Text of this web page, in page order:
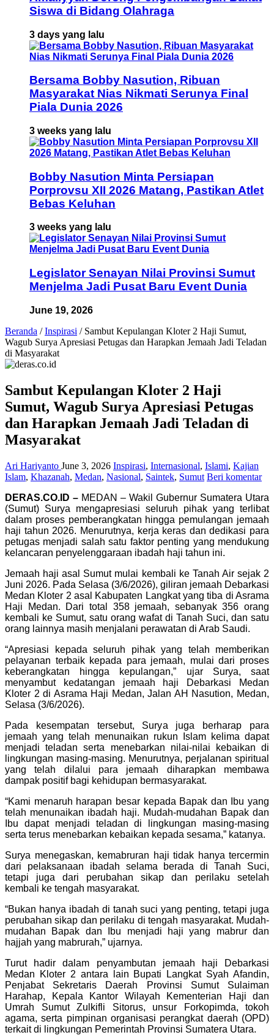
Siswa di Bidang Olahraga
3 days yang lalu
Bersama Bobby Nasution, Ribuan
Masyarakat Nias Nikmati Serunya Final
Piala Dunia 2026
3 weeks yang lalu
Bobby Nasution Minta Persiapan
Porprovsu XII 2026 Matang, Pastikan Atlet
Bebas Keluhan
3 weeks yang lalu
Legislator Senayan Nilai Provinsi Sumut
Menjelma Jadi Pusat Baru Event Dunia
June 19, 2026
Beranda / Inspirasi / Sambut Kepulangan Kloter 2 Haji Sumut,
Wagub Surya Apresiasi Petugas dan Harapkan Jemaah Jadi Teladan
di Masyarakat
Sambut Kepulangan Kloter 2 Haji
Sumut, Wagub Surya Apresiasi Petugas
dan Harapkan Jemaah Jadi Teladan di
Masyarakat
Ari Hariyanto June 3, 2026 Inspirasi, Internasional, Islami, Kajian
Islam, Khazanah, Medan, Nasional, Saintek, Sumut Beri komentar
DERAS.CO.ID – MEDAN – Wakil Gubernur Sumatera Utara
(Sumut) Surya mengapresiasi seluruh pihak yang terlibat
dalam proses pemberangkatan hingga pemulangan jemaah
haji tahun 2026. Menurutnya, kerja keras dan dedikasi para
petugas menjadi salah satu faktor penting yang mendukung
kelancaran penyelenggaraan ibadah haji tahun ini.
Jemaah haji asal Sumut mulai kembali ke Tanah Air sejak 2
Juni 2026. Pada Selasa (3/6/2026), giliran jemaah Debarkasi
Medan Kloter 2 asal Kabupaten Langkat yang tiba di Asrama
Haji Medan. Dari total 358 jemaah, sebanyak 356 orang
kembali ke Sumut, satu orang wafat di Tanah Suci, dan satu
orang lainnya masih menjalani perawatan di Arab Saudi.
“Apresiasi kepada seluruh pihak yang telah memberikan
pelayanan terbaik kepada para jemaah, mulai dari proses
keberangkatan hingga kepulangan,” ujar Surya, saat
menyambut kedatangan jemaah haji Debarkasi Medan
Kloter 2 di Asrama Haji Medan, Jalan AH Nasution, Medan,
Selasa (3/6/2026).
Pada kesempatan tersebut, Surya juga berharap para
jemaah yang telah menunaikan rukun Islam kelima dapat
menjadi teladan serta menebarkan nilai-nilai kebaikan di
lingkungan masing-masing. Menurutnya, perjalanan spiritual
yang telah dilalui para jemaah diharapkan membawa
dampak positif bagi kehidupan bermasyarakat.
“Kami menaruh harapan besar kepada Bapak dan Ibu yang
telah menunaikan ibadah haji. Mudah-mudahan Bapak dan
Ibu dapat menjadi teladan di lingkungan masing-masing
serta terus menebarkan kebaikan kepada sesama,” katanya.
Surya menegaskan, kemabruran haji tidak hanya tercermin
dari pelaksanaan ibadah selama berada di Tanah Suci,
tetapi juga dari perubahan sikap dan perilaku setelah
kembali ke tengah masyarakat.
“Bukan hanya ibadah di tanah suci yang penting, tetapi juga
perubahan sikap dan perilaku di tengah masyarakat. Mudah-
mudahan Bapak dan Ibu menjadi haji yang mabrur dan
hajjah yang mabrurah,” ujarnya.
Turut hadir dalam penyambutan jemaah haji Debarkasi
Medan Kloter 2 antara lain Bupati Langkat Syah Afandin,
Penjabat Sekretaris Daerah Provinsi Sumut Sulaiman
Harahap, Kepala Kantor Wilayah Kementerian Haji dan
Umrah Sumut Zulkifli Sitorus, unsur Forkopimda, tokoh
agama, serta pimpinan organisasi perangkat daerah (OPD)
terkait di lingkungan Pemerintah Provinsi Sumatera Utara.